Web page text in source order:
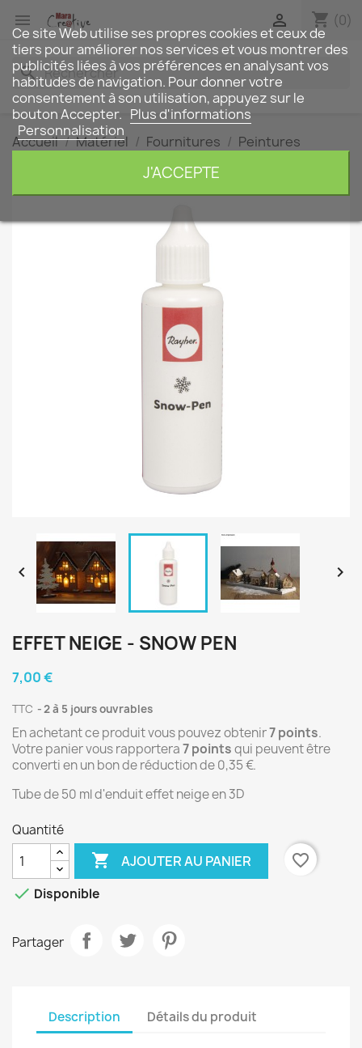
 shopping_cart (0)

search
Accueil Matériel Fournitures
Peintures
 
EFFET NEIGE - SNOW PEN
7,00 €
TTC 2 à 5 jours ouvrables
En achetant ce produit vous pouvez obtenir7points.
Votre panier vous rapportera7pointsqui peuvent être
converti en un bon de réduction de0,35 €.
Tube de 50 ml d'enduit effet neige en 3D
Quantité
 AJOUTER AU PANIER
favorite_border
 Disponible
Partager
Description Détails du produit
Ce site Web utilise ses propres cookies et ceux de
tiers pour améliorer nos services et vous montrer des
publicités liées à vos préférences en analysant vos
habitudes de navigation. Pour donner votre
consentement à son utilisation, appuyez sur le
bouton Accepter. Plus d'informations
Personnalisation
J'ACCEPTE